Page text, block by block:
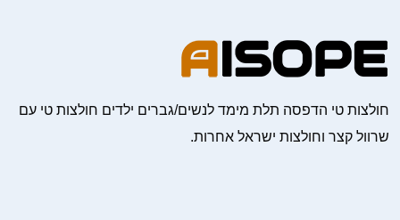
חולצות טי הדפסה תלת מימד לנשים/גברים ילדים חולצות טי עם
שרוול קצר וחולצות ישראל אחרות.